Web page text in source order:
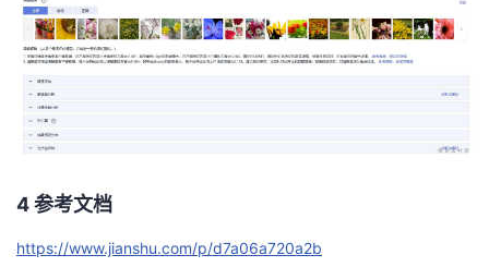
4 参考文档
https://www.jianshu.com/p/d7a06a720a2b